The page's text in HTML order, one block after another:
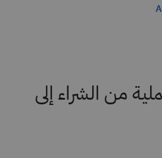
من الشراء إلى